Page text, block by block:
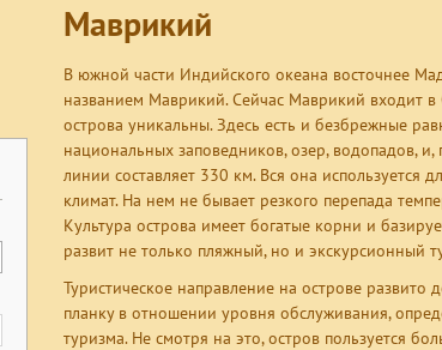
Маврикий
В южной части Индийского океана восточнее
названием Маврикий. Сейчас Маврикий входит
острова уникальны. Здесь есть и безбрежные
национальных заповедников, озер, водопадов,
линии составляет 330 км. Вся она используется
климат. На нем не бывает резкого перепада
Культура острова имеет богатые корни и
развит не только пляжный, но и экскурсионный
Туристическое направление на острове
планку в отношении уровня обслуживания,
туризма. Не смотря на это, остров пользуется